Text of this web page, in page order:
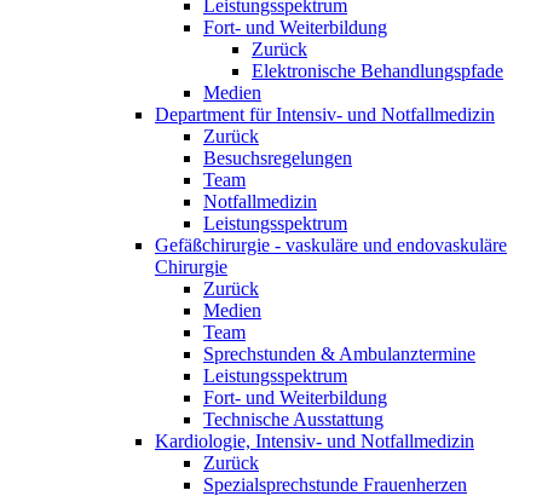
Leistungsspektrum
Fort- und Weiterbildung
Zurück
Elektronische Behandlungspfade
Medien
Department für Intensiv- und Notfallmedizin
Zurück
Besuchsregelungen
Team
Notfallmedizin
Leistungsspektrum
Gefäßchirurgie - vaskuläre und endovaskuläre
Chirurgie
Zurück
Medien
Team
Sprechstunden & Ambulanztermine
Leistungsspektrum
Fort- und Weiterbildung
Technische Ausstattung
Kardiologie, Intensiv- und Notfallmedizin
Zurück
Spezialsprechstunde Frauenherzen